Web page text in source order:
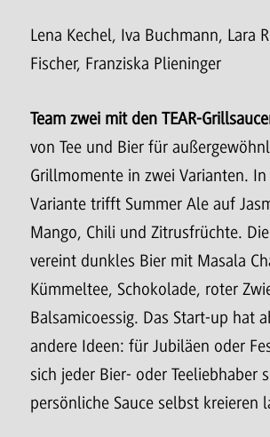
Lena Kechel, Iva Buchmann, Lara
Fischer, Franziska Plieninger
Team zwei mit den TEAR-
von Tee und Bier für
Grillmomente in zwei Varianten.
Variante trifft Summer Ale auf
Mango, Chili und Zitrusfrüchte.
vereint dunkles Bier mit Masala
Kümmeltee, Schokolade, roter
Balsamicoessig. Das Start-up hat
andere Ideen: für Jubiläen oder
sich jeder Bier- oder Teeliebhaber
persönliche Sauce selbst kreieren